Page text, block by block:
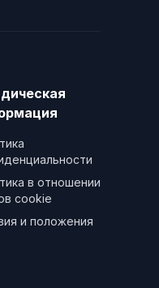
в отношении
cookie
и положения